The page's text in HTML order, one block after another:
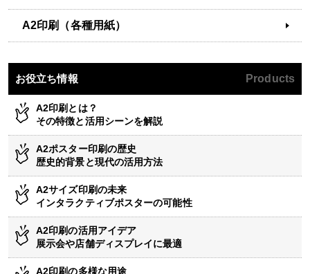
A2印刷（各種用紙）
お役立ち情報 Products
A2印刷とは？
その特徴と活用シーンを解説
A2ポスター印刷の歴史
歴史的背景と現代の活用方法
A2サイズ印刷の未来
インタラクティブポスターの可能性
A2印刷の活用アイデア
展示会や店舗ディスプレイに最適
A2印刷の多様な用途